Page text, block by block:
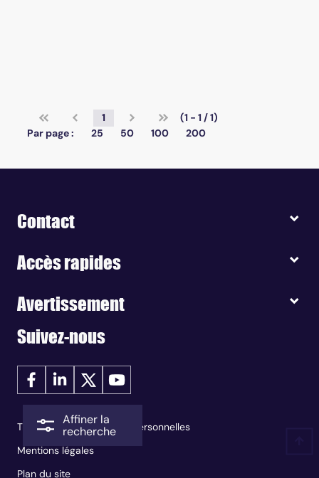
Affiner la
recherche
1
(1 - 1 / 1)
Par page :
25 50 100 200
Contact
Accès rapides
Avertissement
Suivez-nous
Traitement des données personnelles
Mentions légales
Plan du site